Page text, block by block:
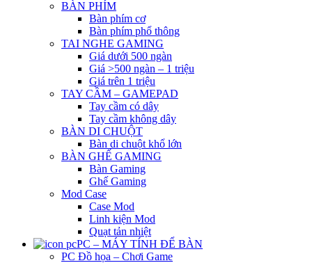
BÀN PHÍM
Bàn phím cơ
Bàn phím phổ thông
TAI NGHE GAMING
Giá dưới 500 ngàn
Giá >500 ngàn – 1 triệu
Giá trên 1 triệu
TAY CẦM – GAMEPAD
Tay cầm có dây
Tay cầm không dây
BÀN DI CHUỘT
Bàn di chuột khổ lớn
BÀN GHẾ GAMING
Bàn Gaming
Ghế Gaming
Mod Case
Case Mod
Linh kiện Mod
Quạt tản nhiệt
PC – MÁY TÍNH ĐỂ BÀN
PC Đồ họa – Chơi Game